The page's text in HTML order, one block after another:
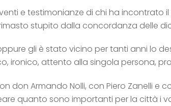
e testimonianze di chi ha incontrato
stupito dalla concordanza delle
gli è stato vicino per tanti anni lo
ironico, attento alla singola persona,
don Armando Nolli, con Piero Zanelli e
quanto sono importanti per la città i